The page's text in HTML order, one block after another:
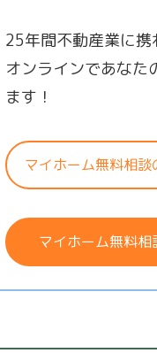
25年間不動産業に
オンラインであなた
ます！
マイホーム無料相談
マイホーム無料相